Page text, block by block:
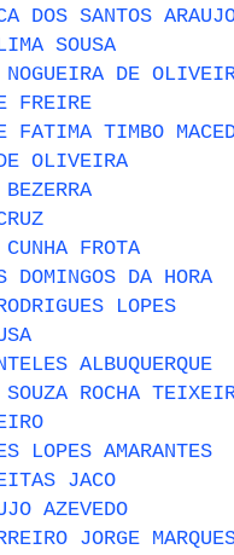
DOS SANTOS
SOUSA
NOGUEIRA DE
FREIRE
FATIMA TIMBO
OLIVEIRA
FROTA
DOMINGOS DA HORA
LOPES
ALBUQUERQUE
ROCHA
LOPES AMARANTES
JACO
AZEVEDO
JORGE